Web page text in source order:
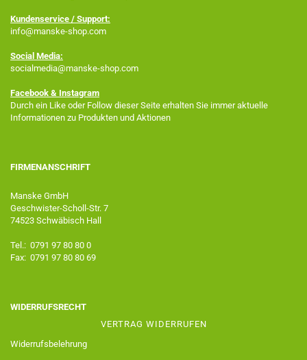
Kundenservice / Support:
info@manske-shop.com
Social Media:
socialmedia@manske-shop.com
Facebook & Instagram
Durch ein Like oder Follow dieser Seite erhalten Sie immer aktuelle
Informationen zu Produkten und Aktionen
FIRMENANSCHRIFT
Manske GmbH
Geschwister-Scholl-Str. 7
74523 Schwäbisch Hall
Tel.: 0791 97 80 80 0
Fax: 0791 97 80 80 69
WIDERRUFSRECHT
VERTRAG WIDERRUFEN
Widerrufsbelehrung